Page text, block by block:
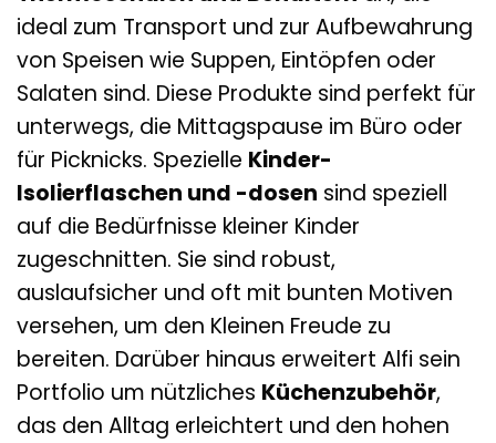
ideal zum Transport und zur Aufbewahrung
von Speisen wie Suppen, Eintöpfen oder
Salaten sind. Diese Produkte sind perfekt für
unterwegs, die Mittagspause im Büro oder
für Picknicks. Spezielle Kinder-
Isolierflaschen und -dosen sind speziell
auf die Bedürfnisse kleiner Kinder
zugeschnitten. Sie sind robust,
auslaufsicher und oft mit bunten Motiven
versehen, um den Kleinen Freude zu
bereiten. Darüber hinaus erweitert Alfi sein
Portfolio um nützliches Küchenzubehör,
das den Alltag erleichtert und den hohen